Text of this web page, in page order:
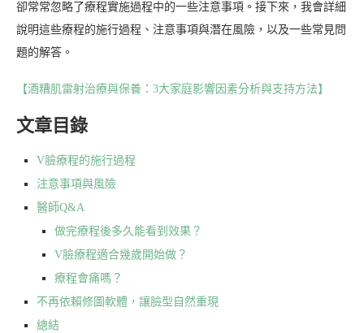
卻常常忽略了療程實施過程中的一些注意事項。接下來，我會詳細
說明這些療程的施行過程、注意事項與潛在風險，以及一些常見問
題的解答。
【酒糟肌雷射治療與保養：3大家庭影響因素分析與支持方法】
文章目錄
V臉療程的施行過程
注意事項與風險
醫師Q&A
做完療程後多久能看到效果？
V臉療程適合幾歲開始做？
療程會痛嗎？
不再依賴修圖軟體，讓臉型自然重現
總結